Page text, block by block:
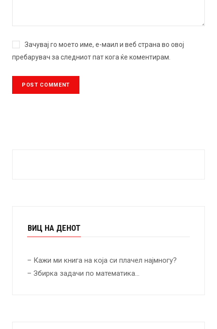
Зачувај го моето име, е-маил и веб страна во овој
пребарувач за следниот пат кога ќе коментирам.
ВИЦ НА ДЕНОТ
– Кажи ми книга на која си плачел најмногу?
– Збирка задачи по математика…